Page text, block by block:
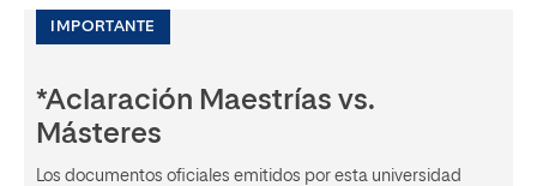
IMPORTANTE
*Aclaración Maestrías vs.
Másteres
Los documentos oficiales emitidos por esta universidad